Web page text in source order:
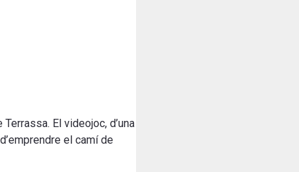
El videojoc, d’una
el camí de